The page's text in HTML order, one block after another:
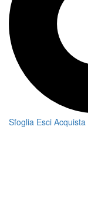
Sfoglia Esci Acquista